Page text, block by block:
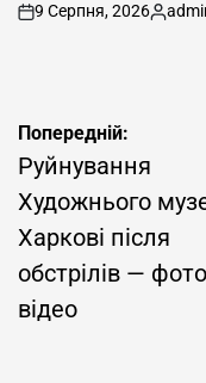
on
9 Серпня, 2026
Навігація
записів
Попередній:
Руйнування
Художнього
Харкові після
обстрілів —
відео